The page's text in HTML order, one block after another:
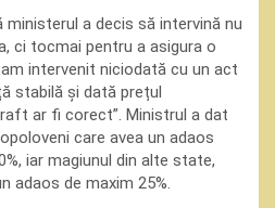
ministerul a decis să intervină nu
ci tocmai pentru a asigura o
intervenit niciodată cu un act
stabilă și dată prețul
ar fi corect”. Ministrul a dat
care avea un adaos
iar magiunul din alte state,
adaos de maxim 25%.